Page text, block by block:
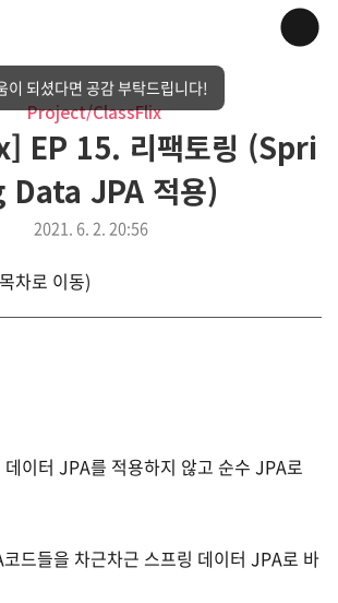
Project/ClassFlix
EP 15. 리팩토링 (Spri
Data JPA 적용)
2021. 6. 2. 20:56
차로 이동)
이터 JPA를 적용하지 않고 순수 JPA로
드들을 차근차근 스프링 데이터 JPA로 바
이 되셨다면 공감 부탁드립니다!